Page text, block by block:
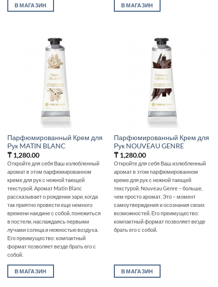
В МАГАЗИН В МАГАЗИН
Парфюмированный Крем для
Рук MATIN BLANC
₸1,280.00
Откройте для себя Ваш излюбленный
аромат в этом парфюмированном
креме для рук с нежной тающей
текстурой. Аромат Matin Blanc
рассказывает о рождении зари, когда
так приятно провести еще немного
времени наедине с собой, понежиться
в постели, наслаждаясь первыми
лучами солнца и нежностью воздуха.
Его преимущество: компактный
формат позволяет везде брать его с
собой.
В МАГАЗИН
Парфюмированный Крем для
Рук NOUVEAU GENRE
₸1,280.00
Откройте для себя Ваш излюбленный
аромат в этом парфюмированном
креме для рук с нежной тающей
текстурой. Nouveau Genre – больше,
чем просто аромат. Это – момент
самоутверждения и осознания своих
возможностей. Его преимущество:
компактный формат позволяет везде
брать его с собой.
В МАГАЗИН